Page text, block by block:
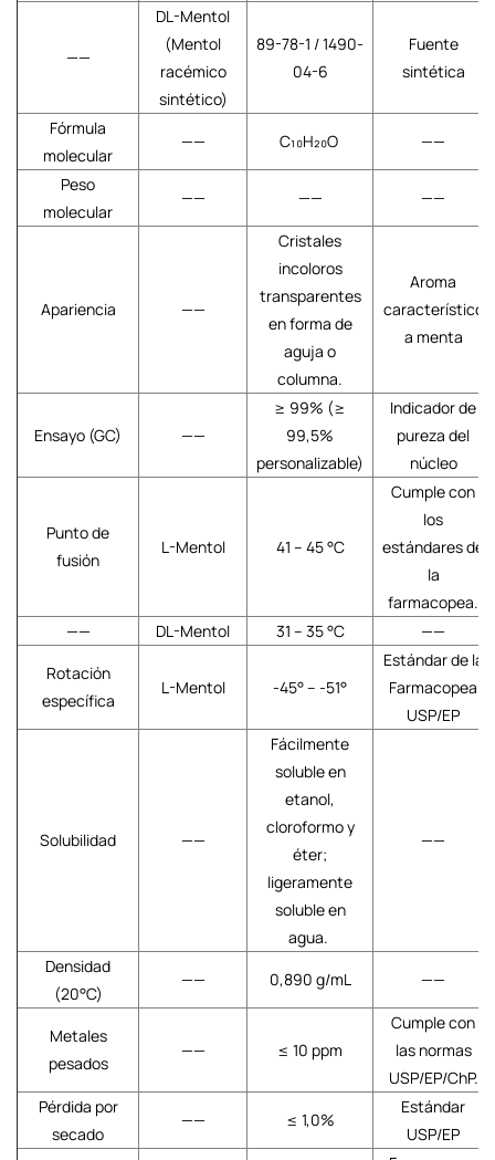
——
DL-Mentol
(Mentol
racémico
sintético)
89-78-1 / 1490-
04-6
Fuente
sintética
Fórmula
molecular
—— C₁₀H₂₀O ——
Peso
molecular
—— —— ——
Apariencia ——
Cristales
incoloros
transparentes
en forma de
aguja o
columna.
Aroma
característico
a menta
Ensayo (GC) ——
≥ 99% (≥
99,5%
personalizable)
Indicador de
pureza del
núcleo
Punto de
fusión
L-Mentol 41 – 45 °C
Cumple con
los
estándares de
la
farmacopea.
——
DL-Mentol 31 – 35 °C
——
Rotación
específica
L-Mentol -45° – -51°
Estándar de la
Farmacopea
USP/EP
Solubilidad ——
Fácilmente
soluble en
etanol,
cloroformo y
éter;
ligeramente
soluble en
agua.
——
Densidad
(20°C)
—— 0,890 g/mL ——
Metales
pesados
—— ≤ 10 ppm
Cumple con
las normas
USP/EP/ChP.
Pérdida por
secado
—— ≤ 1,0%
Estándar
USP/EP